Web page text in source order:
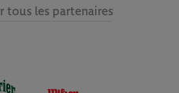
tous les partenaires